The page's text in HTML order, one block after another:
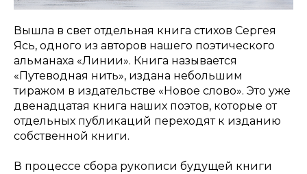
Вышла в свет отдельная книга стихов Сергея
Ясь, одного из авторов нашего поэтического
альманаха «Линии». Книга называется
«Путеводная нить», издана небольшим
тиражом в издательстве «Новое слово». Это уже
двенадцатая книга наших поэтов, которые от
отдельных публикаций переходят к изданию
собственной книги.
В процессе сбора рукописи будущей книги